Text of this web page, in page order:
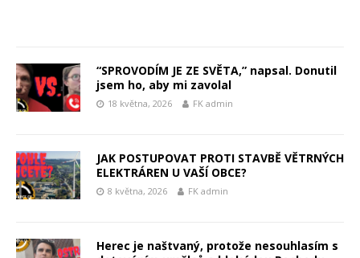
“SPROVODÍM JE ZE SVĚTA,” napsal. Donutil
jsem ho, aby mi zavolal
18 května, 2026 FK admin
JAK POSTUPOVAT PROTI STAVBĚ VĚTRNÝCH
ELEKTRÁREN U VAŠÍ OBCE?
8 května, 2026 FK admin
Herec je naštvaný, protože nesouhlasím s